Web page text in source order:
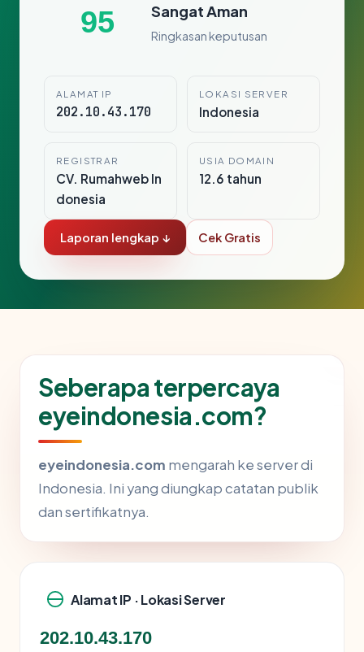
95 Sangat Aman
Ringkasan keputusan
ALAMAT IP
202.10.43.170
LOKASI SERVER
Indonesia
REGISTRAR
CV. Rumahweb In
donesia
USIA DOMAIN
12.6 tahun
Laporan lengkap ↓ Cek Gratis
Seberapa terpercaya
eyeindonesia.com?
eyeindonesia.com mengarah ke server di
Indonesia. Ini yang diungkap catatan publik
dan sertifikatnya.
Alamat IP · Lokasi Server
202.10.43.170